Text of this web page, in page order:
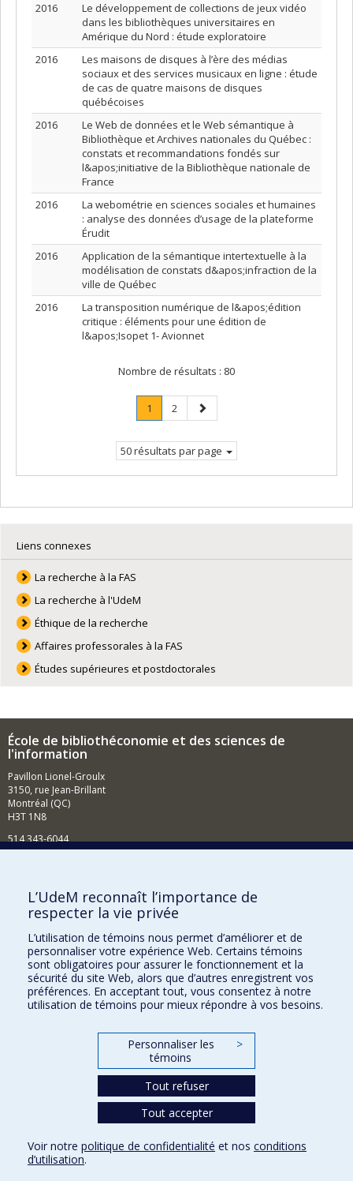
2016
Le développement de collections de jeux vidéo
dans les bibliothèques universitaires en
Amérique du Nord : étude exploratoire
2016
Les maisons de disques à l’ère des médias
sociaux et des services musicaux en ligne : étude
de cas de quatre maisons de disques
québécoises
2016
Le Web de données et le Web sémantique à
Bibliothèque et Archives nationales du Québec :
constats et recommandations fondés sur
l&apos;initiative de la Bibliothèque nationale de
France
2016
La webométrie en sciences sociales et humaines
: analyse des données d’usage de la plateforme
Érudit
2016
Application de la sémantique intertextuelle à la
modélisation de constats d&apos;infraction de la
ville de Québec
2016
La transposition numérique de l&apos;édition
critique : éléments pour une édition de
l&apos;Isopet 1- Avionnet
Nombre de résultats : 80
Page
1
Page
Page
2
Page
suivante
50 résultats par page
Liens connexes
La recherche à la FAS
La recherche à l'UdeM
Éthique de la recherche
Affaires professorales à la FAS
Études supérieures et postdoctorales
École de bibliothéconomie et des sciences de
l'information
Pavillon Lionel-Groulx
3150, rue Jean-Brillant
Montréal (QC)
H3T 1N8
514 343-6044
Comment soutenir l'École?
BESOIN D'AIDE?
Plan du site
Signaler une erreur
Accessibilité
FACULTÉ DES ARTS ET DES SCIENCES
Nos départements et écoles
Conditions d’utilisation
L’UdeM reconnaît l’importance de
respecter la vie privée
L’utilisation de témoins nous permet d’améliorer et de
personnaliser votre expérience Web. Certains témoins
sont obligatoires pour assurer le fonctionnement et la
sécurité du site Web, alors que d’autres enregistrent vos
préférences. En acceptant tout, vous consentez à notre
utilisation de témoins pour mieux répondre à vos besoins.
Personnaliser les
témoins
>
Tout refuser
Tout accepter
Voir notre politique de confidentialité et nos conditions
d’utilisation.